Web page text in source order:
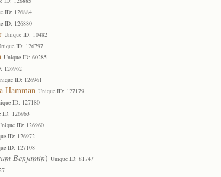
ID: 126884
ID: 126880
Unique ID: 10482
ID: 126797
Unique ID: 60285
126962
ID: 126961
Hamman Unique ID: 127179
ID: 127180
ID: 126963
ID: 126960
ID: 126972
ID: 127108
Benjamin) Unique ID: 81747